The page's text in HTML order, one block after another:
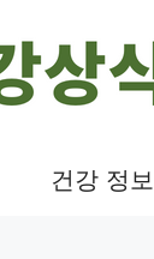
건강 정보